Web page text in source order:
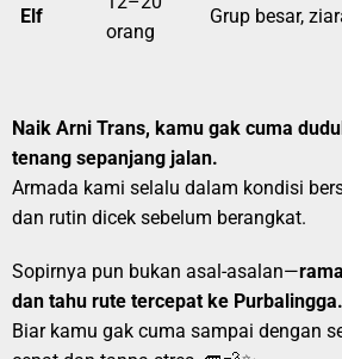
Elf
orang
Grup besar,
Naik Arni Trans, kamu gak cuma
tenang sepanjang jalan.
Armada kami selalu dalam kondisi
dan rutin dicek sebelum berangkat.
Sopirnya pun bukan asal-asalan—
dan tahu rute tercepat ke Purbalingga.
Biar kamu gak cuma sampai dengan